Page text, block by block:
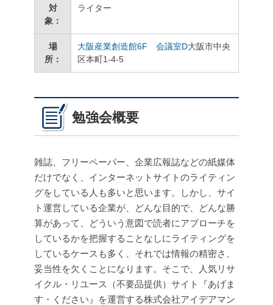
対
象：
ライター
場
所：
大阪産業創造館6F 会議室D大阪市中央
区本町1-4-5
勉強会概要
雑誌、フリーペーパー、企業広報誌などの紙媒体
だけでなく、インターネットサイトのライティン
グをしている人も多いと思います。しかし、サイ
ト運営している企業が、どんな目的で、どんな勝
算があって、どういう意図で読者にアプローチを
しているかを把握することなしにライティングを
しているケースも多く、それでは情報の精密さ、
妥当性を欠くことになります。そこで、人気リサ
イクル・リユース（不要品提供）サイト『あげま
す・ください』を運営する株式会社アイデアマン